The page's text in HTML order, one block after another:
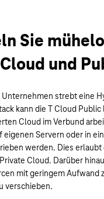
Sie
und
strebt eine
kann die T Cloud
Cloud im Verbund
eigenen Servern oder in
werden. Dies
Cloud. Darüber
mit geringem Aufwand
verschieben.